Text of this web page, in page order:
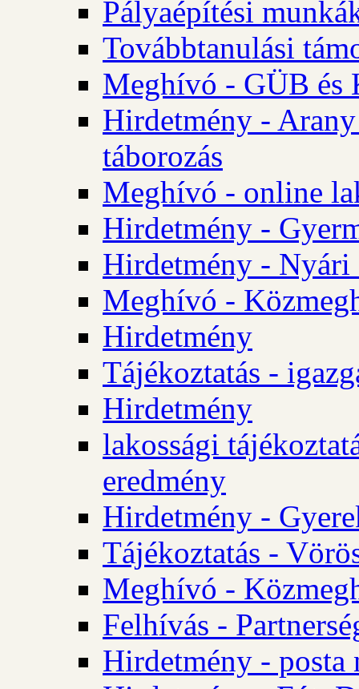
Pályaépítési
Továbbtanulási
Meghívó - GÜB és
Hirdetmény - Arany
táborozás
Meghívó - online
Hirdetmény -
Hirdetmény - Nyári
Meghívó -
Hirdetmény
Tájékoztatás -
Hirdetmény
lakossági
eredmény
Hirdetmény -
Tájékoztatás -
Meghívó -
Felhívás -
Hirdetmény - posta